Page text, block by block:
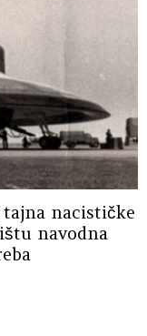
nacističke
navodna